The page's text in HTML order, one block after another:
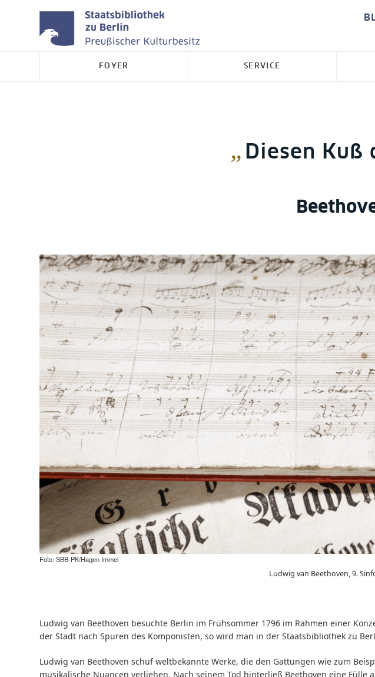
FOYER SERVICE
„ Diesen Kuß
Impressionen, Beethovens 9. Sinfonie
Foto: SBB-PK/Hagen Immel
Ludwig van Beethoven, 9.
Ludwig van Beethoven besuchte Berlin im Frühsommer 1796 im Rahmen einer
der Stadt nach Spuren des Komponisten, so wird man in der Staatsbibliothek zu
Ludwig van Beethoven schuf weltbekannte Werke, die den Gattungen wie zum
musikalische Nuancen verliehen. Nach seinem Tod hinterließ Beethoven eine